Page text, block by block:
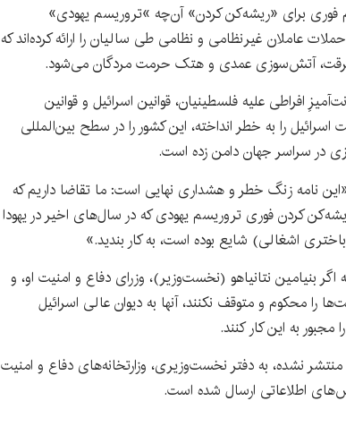
فوری برای «ریشه‌کن کردن» آن‌چه »تروریسم یهودی»
عاملان غیرنظامی و نظامی طی سالیان را ارائه کرده‌اند که
آتش‌سوزی عمدی و هتک حرمت مردگان می‌شود.
افراطی علیه فلسطینیان، قوانین اسرائیل و قوانین
اسرائیل را به خطر انداخته، این کشور را در سطح بین‌المللی
در سراسر جهان دامن زده است.
«این نامه زنگ خطر و هشداری نهایی است: ما تقاضا داریم که
کردن فوری تروریسم یهودی که در سال‌های اخیر در یهودا
اشغالی) شایع بوده است، به کار بندید.»
اگر بنیامین نتانیاهو (نخست‌وزیر)، وزرای دفاع و امنیت او، و
را محکوم و متوقف نکنند، آنها به دیوان عالی اسرائیل
به این کار کنند.
منتشر نشده، به دفتر نخست‌وزیری، وزارتخانه‌های دفاع و امنیت
اطلاعاتی ارسال شده است.